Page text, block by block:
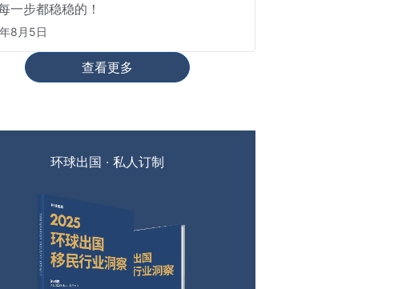
一步都稳稳的！
8月5日
查看更多
环球出国 · 私人订制